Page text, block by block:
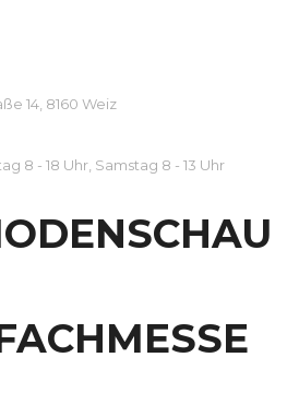
14, 8160 Weiz
8 - 18 Uhr, Samstag 8 - 13 Uhr